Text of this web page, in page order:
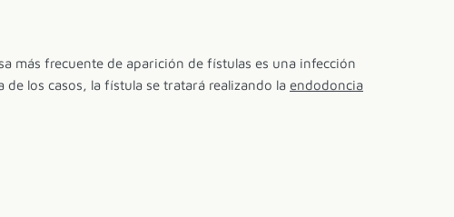
más frecuente de aparición de fístulas es una infección
los casos, la fístula se tratará realizando la endodoncia